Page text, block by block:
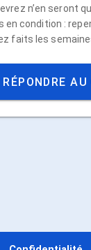
n’en seront
en condition :
faits les
RÉPONDRE AU